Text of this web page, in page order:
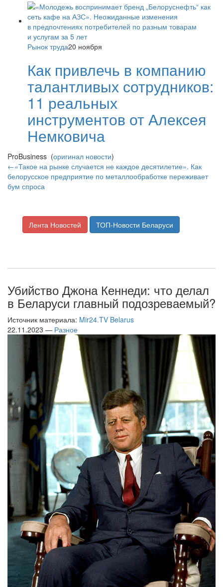
Рынок труда20 ноября
Как привлечь в компанию
талантливых сотрудников:
11 реальных
инструментов от Алексея
Немковича
ProBusiness (оригинал новости)
←«Такое на рынке случается не каждое десятилетие». Как
белорусское предприятие по металлообработке переживает
бум спроса
Лента Новостей ТОП-Новости Беларуси
Убийство Джона Кеннеди: что делал
в Беларуси главный подозреваемый?
Источник материала: Mir24.TV Belarus
22.11.2023 — Разное